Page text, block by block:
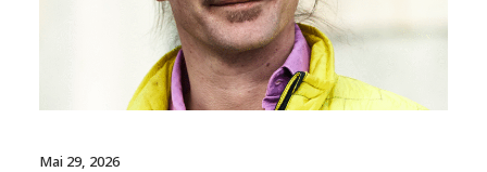
Mai 29, 2026